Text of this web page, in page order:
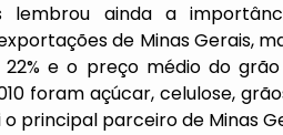
lembrou ainda a
de Minas Gerais,
e o preço médio do
foram açúcar, celulose,
principal parceiro de Minas